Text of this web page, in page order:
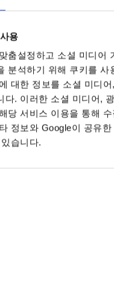
용
춤설정하고 소셜 미디어
분석하기 위해 쿠키를 사
대한 정보를 소셜 미디
다. 이러한 소셜 미디어,
당 서비스 이용을 통해
정보와 Google이 공유한
습니다.